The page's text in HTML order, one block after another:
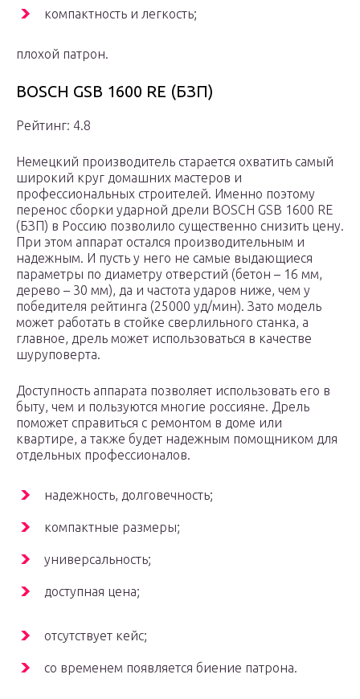
компактность и легкость;
плохой патрон.
BOSCH GSB 1600 RE (БЗП)
Рейтинг: 4.8
Немецкий производитель старается охватить самый
широкий круг домашних мастеров и
профессиональных строителей. Именно поэтому
перенос сборки ударной дрели BOSCH GSB 1600 RE
(БЗП) в Россию позволило существенно снизить цену.
При этом аппарат остался производительным и
надежным. И пусть у него не самые выдающиеся
параметры по диаметру отверстий (бетон – 16 мм,
дерево – 30 мм), да и частота ударов ниже, чем у
победителя рейтинга (25000 уд/мин). Зато модель
может работать в стойке сверлильного станка, а
главное, дрель может использоваться в качестве
шуруповерта.
Доступность аппарата позволяет использовать его в
быту, чем и пользуются многие россияне. Дрель
поможет справиться с ремонтом в доме или
квартире, а также будет надежным помощником для
отдельных профессионалов.
надежность, долговечность;
компактные размеры;
универсальность;
доступная цена;
отсутствует кейс;
со временем появляется биение патрона.